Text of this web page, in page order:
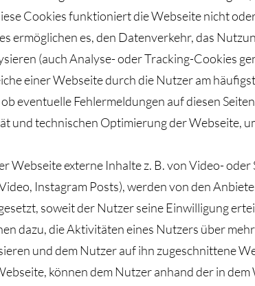
Cookies funktioniert die Webseite nicht
ermöglichen es, den Datenverkehr, das
(auch Analyse- oder Tracking-Cookies
einer Webseite durch die Nutzer am
eventuelle Fehlermeldungen auf diesen
und technischen Optimierung der Webseite,
Webseite externe Inhalte z. B. von Video-
Instagram Posts), werden von den
soweit der Nutzer seine Einwilligung
dazu, die Aktivitäten eines Nutzers über
und dem Nutzer auf ihn zugeschnittene
können dem Nutzer anhand der in